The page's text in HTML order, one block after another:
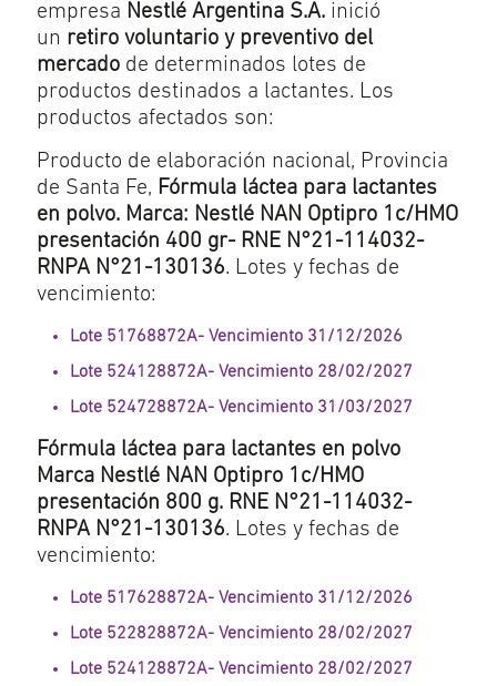
empresa Nestlé Argentina S.A. inició
un retiro voluntario y preventivo del
mercado de determinados lotes de
productos destinados a lactantes. Los
productos afectados son:
Producto de elaboración nacional, Provincia
de Santa Fe, Fórmula láctea para lactantes
en polvo. Marca: Nestlé NAN Optipro 1c/HMO
presentación 400 gr- RNE N°21-114032-
RNPA N°21-130136. Lotes y fechas de
vencimiento:
Lote 51768872A- Vencimiento 31/12/2026
Lote 524128872A- Vencimiento 28/02/2027
Lote 524728872A- Vencimiento 31/03/2027
Fórmula láctea para lactantes en polvo
Marca Nestlé NAN Optipro 1c/HMO
presentación 800 g. RNE N°21-114032-
RNPA N°21-130136. Lotes y fechas de
vencimiento:
Lote 517628872A- Vencimiento 31/12/2026
Lote 522828872A- Vencimiento 28/02/2027
Lote 524128872A- Vencimiento 28/02/2027